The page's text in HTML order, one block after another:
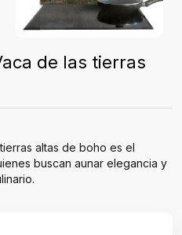
de las tierras
altas de boho es el
buscan aunar elegancia y